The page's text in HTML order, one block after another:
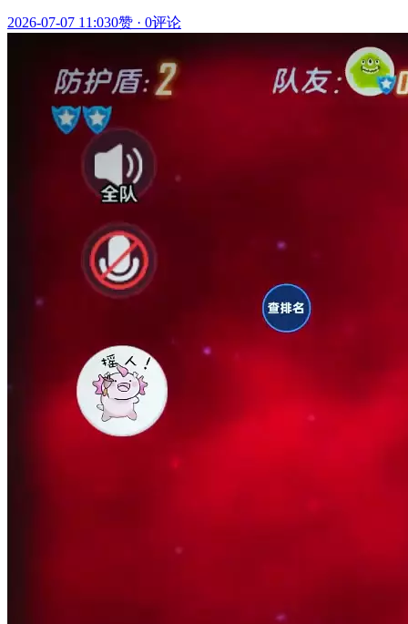
2026-07-07 11:030赞 · 0评论